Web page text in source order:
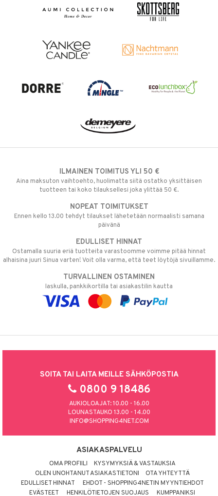
ILMAINEN TOIMITUS YLI 50 €
Aina maksuton vaihtoehto, huolimatta siitä ostatko yksittäisen
tuotteen tai koko tilauksellesi joka ylittää 50 €.
NOPEAT TOIMITUKSET
Ennen kello 13.00 tehdyt tilaukset lähetetään normaalisti samana
päivänä
EDULLISET HINNAT
Ostamalla suuria eriä tuotteita varastoomme voimme pitää hinnat
alhaisina juuri Sinua varten! Voit olla varma, että teet löytöjä sivuillamme.
TURVALLINEN OSTAMINEN
laskulla, pankkikortilla tai asiakastilin kautta
SOITA TAI LAITA MEILLE SÄHKÖPOSTIA
0800 9 18486
AUKIOLOAJAT: 10.00 - 16.00
LOUNASTAUKO 13.00 - 14.00
INFO@SHOPPING4NET.COM
ASIAKASPALVELU
OMA PROFIILI
KYSYMYKSIÄ & VASTAUKSIA
OLEN UNOHTANUT ASIAKASTIETONI
OTA YHTEYTTÄ
EDULLISET HINNAT
EHDOT - SHOPPING4NETIN MYYNTIEHDOT
EVÄSTEET
HENKILÖTIETOJEN SUOJAUS KUMPPANIKSI